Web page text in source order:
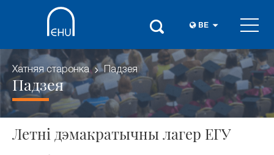
BE
Хатняя старонка Падзея
Падзея
Летні дэмакратычны лагер ЕГУ